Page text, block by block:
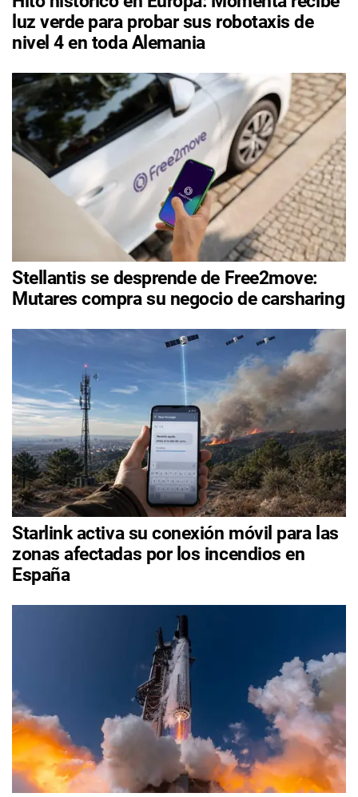
luz verde para probar sus robotaxis de
nivel 4 en toda Alemania
Stellantis se desprende de Free2move:
Mutares compra su negocio de carsharing
Starlink activa su conexión móvil para las
zonas afectadas por los incendios en
España